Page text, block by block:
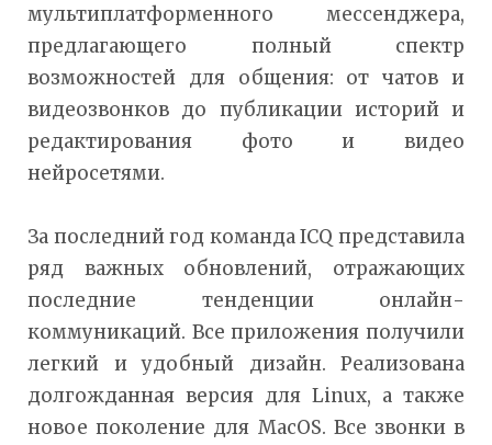
мультиплатформенного мессенджера,
предлагающего полный спектр
возможностей для общения: от чатов и
видеозвонков до публикации историй и
редактирования фото и видео
нейросетями.
За последний год команда ICQ представила
ряд важных обновлений, отражающих
последние тенденции онлайн-
коммуникаций. Все приложения получили
легкий и удобный дизайн. Реализована
долгожданная версия для Linux, а также
новое поколение для MacOS. Все звонки в